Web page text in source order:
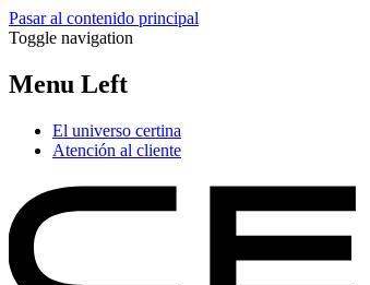
Pasar al contenido principal
Toggle navigation
Menu Left
El universo certina
Atención al cliente